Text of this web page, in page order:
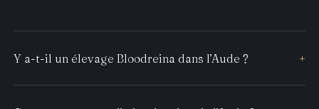
Y a-t-il un élevage Bloodreina dans l’Aude ? +